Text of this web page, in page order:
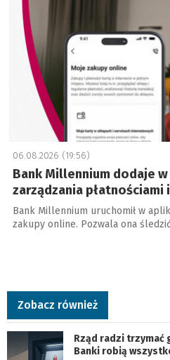
06.08.2026 (19:56)
Bank Millennium dodaje
zarządzania
Bank Millennium uruchomił w
zakupy online. Pozwala ona
Zobacz również
Rząd radzi trzymać
Banki robią